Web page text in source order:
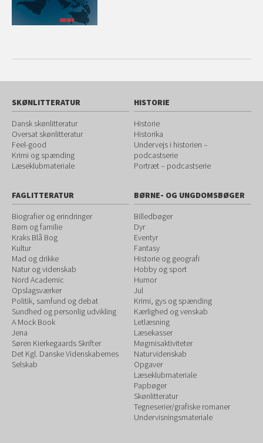
SKØNLITTERATUR
Dansk skønlitteratur
Oversat skønlitteratur
Feel-good
Krimi og spænding
Læseklubmateriale
HISTORIE
Historie
Historika
Undervejs i historien –
podcastserie
Portræt – podcastserie
FAGLITTERATUR
Biografier og erindringer
Børn og familie
Kraks Blå Bog
Kultur
Mad og drikke
Natur og videnskab
Nord Academic
Opslagsværker
Politik, samfund og debat
Sundhed og personlig udvikling
A Mock Book
Jena
Søren Kierkegaards Skrifter
Det Kgl. Danske Videnskabernes
Selskab
BØRNE- OG UNGDOMSBØGER
Billedbøger
Dyr
Eventyr
Fantasy
Historie og geografi
Hobby og sport
Humor
Jul
Krimi, gys og spænding
Kærlighed og venskab
Letlæsning
Læsekasser
Møgmisaktiviteter
Naturvidenskab
Opgaver
Læseklubmateriale
Papbøger
Skønlitteratur
Tegneserier/grafiske romaner
Undervisningsmateriale